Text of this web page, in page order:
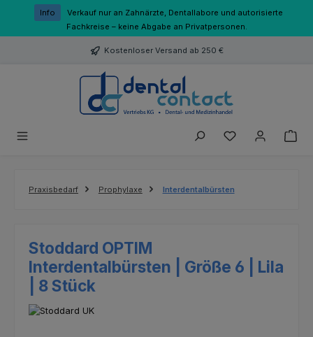
Zum Hauptinhalt springen
Info
Verkauf nur an Zahnärzte, Dentallabore und autorisierte
Fachkreise – keine Abgabe an Privatpersonen.
Kostenloser Versand ab 250 €
Du hast 0
Praxisbedarf Prophylaxe Interdentalbürsten
Stoddard OPTIM
Interdentalbürsten | Größe 6 | Lila
| 8 Stück